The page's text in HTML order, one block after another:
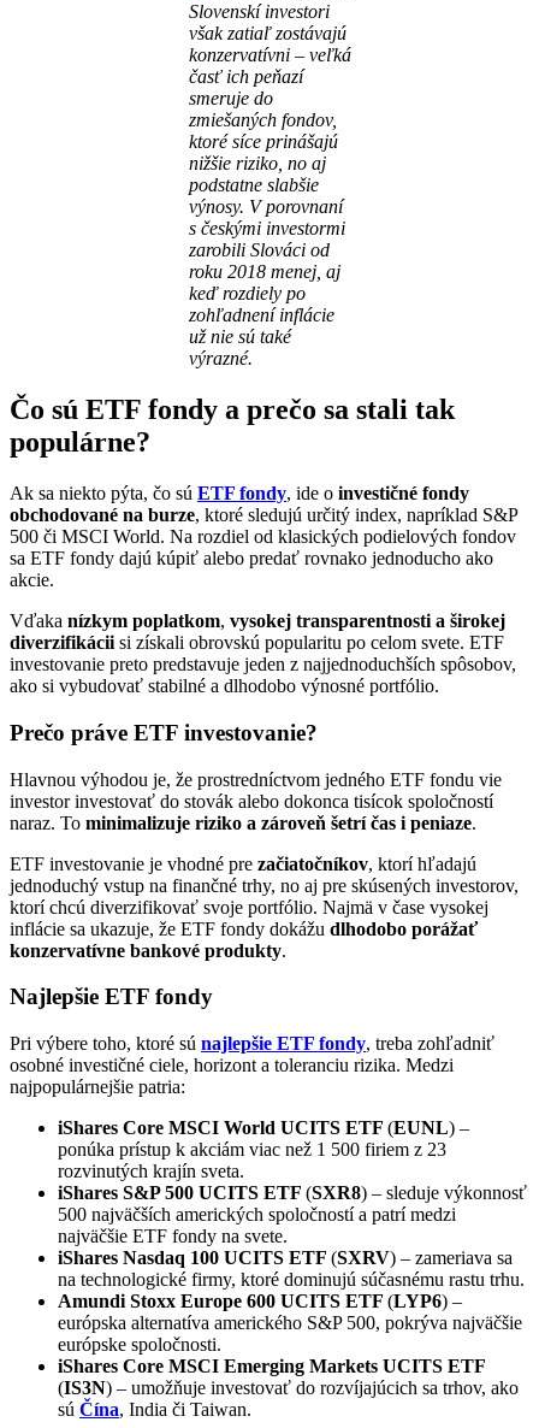
Slovenskí investori
však zatiaľ zostávajú
konzervatívni – veľká
časť ich peňazí
smeruje do
zmiešaných fondov,
ktoré síce prinášajú
nižšie riziko, no aj
podstatne slabšie
výnosy. V porovnaní
s českými investormi
zarobili Slováci od
roku 2018 menej, aj
keď rozdiely po
zohľadnení inflácie
už nie sú také
výrazné.
Čo sú ETF fondy a prečo sa stali tak
populárne?
Ak sa niekto pýta, čo sú ETF fondy, ide o investičné fondy
obchodované na burze, ktoré sledujú určitý index, napríklad S&P
500 či MSCI World. Na rozdiel od klasických podielových fondov
sa ETF fondy dajú kúpiť alebo predať rovnako jednoducho ako
akcie.
Vďaka nízkym poplatkom, vysokej transparentnosti a širokej
diverzifikácii si získali obrovskú popularitu po celom svete. ETF
investovanie preto predstavuje jeden z najjednoduchších spôsobov,
ako si vybudovať stabilné a dlhodobo výnosné portfólio.
Prečo práve ETF investovanie?
Hlavnou výhodou je, že prostredníctvom jedného ETF fondu vie
investor investovať do stovák alebo dokonca tisícok spoločností
naraz. To minimalizuje riziko a zároveň šetrí čas i peniaze.
ETF investovanie je vhodné pre začiatočníkov, ktorí hľadajú
jednoduchý vstup na finančné trhy, no aj pre skúsených investorov,
ktorí chcú diverzifikovať svoje portfólio. Najmä v čase vysokej
inflácie sa ukazuje, že ETF fondy dokážu dlhodobo porážať
konzervatívne bankové produkty.
Najlepšie ETF fondy
Pri výbere toho, ktoré sú najlepšie ETF fondy, treba zohľadniť
osobné investičné ciele, horizont a toleranciu rizika. Medzi
najpopulárnejšie patria:
iShares Core MSCI World UCITS ETF (EUNL) –
ponúka prístup k akciám viac než 1 500 firiem z 23
rozvinutých krajín sveta.
iShares S&P 500 UCITS ETF (SXR8) – sleduje výkonnosť
500 najväčších amerických spoločností a patrí medzi
najväčšie ETF fondy na svete.
iShares Nasdaq 100 UCITS ETF (SXRV) – zameriava sa
na technologické firmy, ktoré dominujú súčasnému rastu trhu.
Amundi Stoxx Europe 600 UCITS ETF (LYP6) –
európska alternatíva amerického S&P 500, pokrýva najväčšie
európske spoločnosti.
iShares Core MSCI Emerging Markets UCITS ETF
(IS3N) – umožňuje investovať do rozvíjajúcich sa trhov, ako
sú Čína, India či Taiwan.